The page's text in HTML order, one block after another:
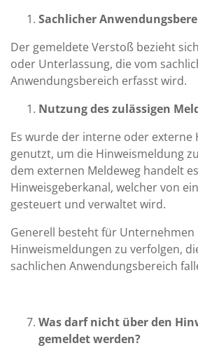
Sachlicher
Der gemeldete Verstoß bezieht
oder Unterlassung, die vom
Anwendungsbereich erfasst wird.
Nutzung des zulässigen
Es wurde der interne oder externe
genutzt, um die Hinweismeldung
dem externen Meldeweg handelt
Hinweisgeberkanal, welcher von
gesteuert und verwaltet wird.
Generell besteht für
Hinweismeldungen zu verfolgen,
sachlichen Anwendungsbereich
Was darf nicht über den
gemeldet werden?